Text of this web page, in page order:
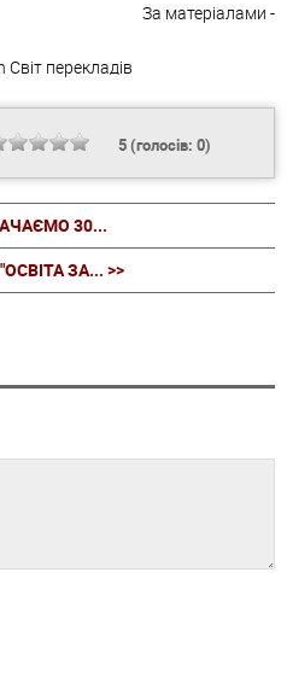
За матеріалами -
Світ перекладів
5(голосів: 0)
30...
ЗА... >>